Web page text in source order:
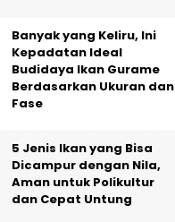
Banyak yang Keliru, Ini
Kepadatan Ideal
Budidaya Ikan Gurame
Berdasarkan Ukuran dan
Fase
5 Jenis Ikan yang Bisa
Dicampur dengan Nila,
Aman untuk Polikultur
dan Cepat Untung